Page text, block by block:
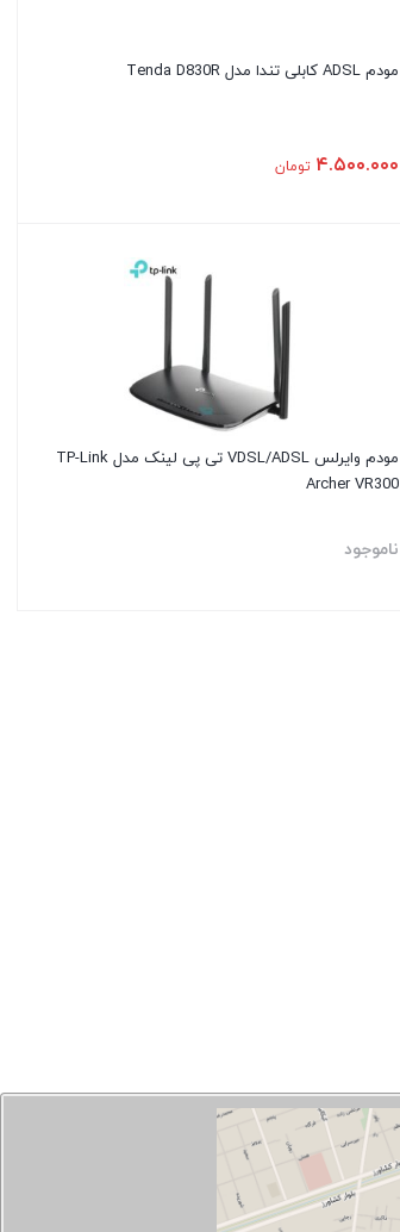
مودم ADSL کابلی تندا مدل Tenda D830R
۴.۵۰۰.۰۰۰ تومان
مودم وایرلس VDSL/ADSL تی پی لینک مدل TP-Link
Archer VR300
ناموجود